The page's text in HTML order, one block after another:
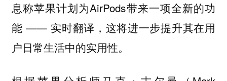
息称苹果计划为AirPods带来一项全新的功
能 —— 实时翻译，这将进一步提升其在用
户日常生活中的实用性。